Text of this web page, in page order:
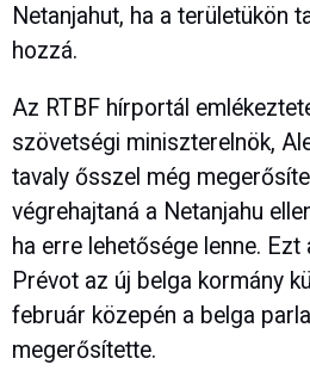
Netanjahut, ha a területükön
hozzá.
Az RTBF hírportál
szövetségi miniszterelnök,
tavaly ősszel még
végrehajtaná a Netanjahu
ha erre lehetősége lenne.
Prévot az új belga kormány
február közepén a belga
megerősítette.